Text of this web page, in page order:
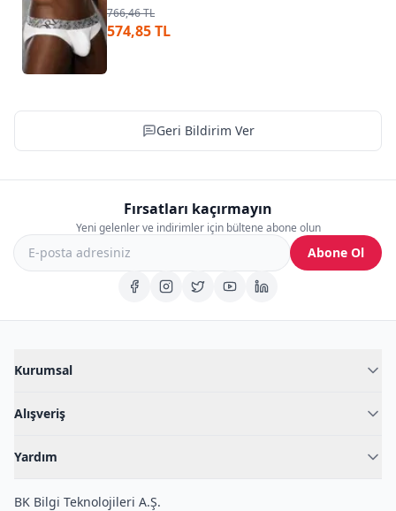
766,46 TL
574,85 TL
Geri Bildirim Ver
Fırsatları kaçırmayın
Yeni gelenler ve indirimler için bültene abone olun
Abone Ol
Kurumsal
Blog
İç Giyim Rehberi
Alışveriş
Fantazi İç Giyim
Yardım
BK Bilgi Teknolojileri A.Ş.